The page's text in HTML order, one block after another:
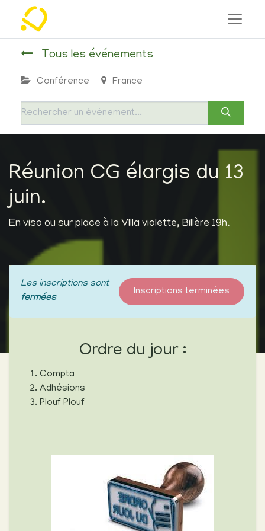
Tous les événements
Conférence France
Réunion CG élargis du 13
juin.
En viso ou sur place à la VIlla violette, Billère 19h.
Les inscriptions sont
fermées
Inscriptions terminées
Ordre du jour :
Compta
Adhésions
Plouf Plouf